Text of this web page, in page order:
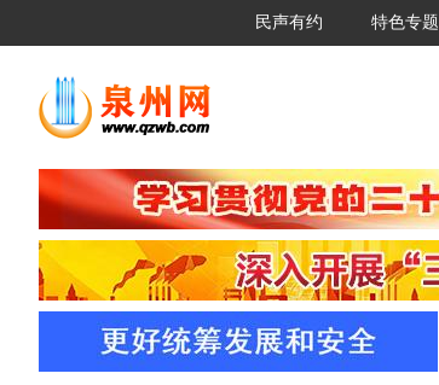
民声有约 特色专题